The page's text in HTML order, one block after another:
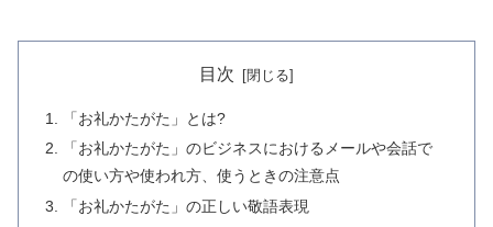
目次
「お礼かたがた」とは?
「お礼かたがた」のビジネスにおけるメールや会話で
の使い方や使われ方、使うときの注意点
「お礼かたがた」の正しい敬語表現